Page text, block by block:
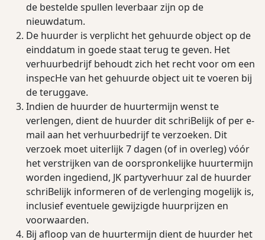
de bestelde spullen leverbaar zijn op de
nieuwdatum.
De huurder is verplicht het gehuurde object op de
einddatum in goede staat terug te geven. Het
verhuurbedrijf behoudt zich het recht voor om een
inspecHe van het gehuurde object uit te voeren bij
de teruggave.
Indien de huurder de huurtermijn wenst te
verlengen, dient de huurder dit schriBelijk of per e-
mail aan het verhuurbedrijf te verzoeken. Dit
verzoek moet uiterlijk 7 dagen (of in overleg) vóór
het verstrijken van de oorspronkelijke huurtermijn
worden ingediend, JK partyverhuur zal de huurder
schriBelijk informeren of de verlenging mogelijk is,
inclusief eventuele gewijzigde huurprijzen en
voorwaarden.
Bij aﬂoop van de huurtermijn dient de huurder het